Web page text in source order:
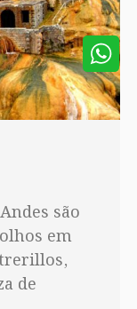
são
em
de